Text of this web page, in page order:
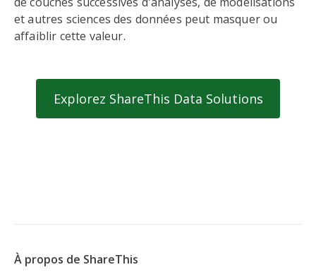
et autres sciences des données peut masquer ou
affaiblir cette valeur.
Explorez ShareThis Data Solutions
À propos de ShareThis